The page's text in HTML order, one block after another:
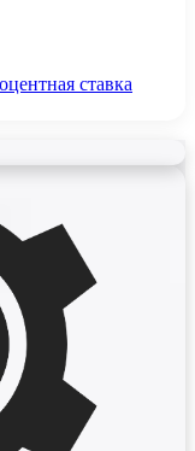
ставка